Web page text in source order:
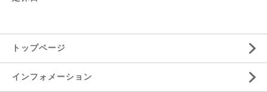
トップページ
インフォメーション